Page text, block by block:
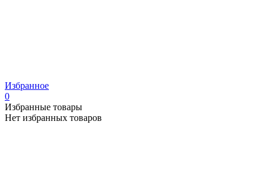
Избранное
0
Избранные товары
Нет избранных товаров